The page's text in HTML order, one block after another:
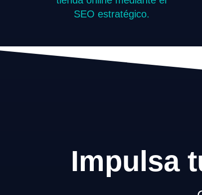
SEO estratégico.
Impulsa